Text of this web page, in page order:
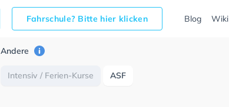
Fahrschule? Bitte hier klicken Blog Wiki
Andere
Intensiv / Ferien-Kurse ASF